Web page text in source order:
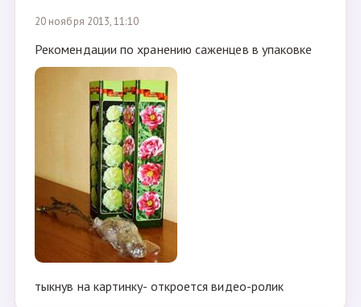
20 ноября 2013, 11:10
Рекомендации по хранению саженцев в упаковке
тыкнув на картинку- откроется видео-ролик